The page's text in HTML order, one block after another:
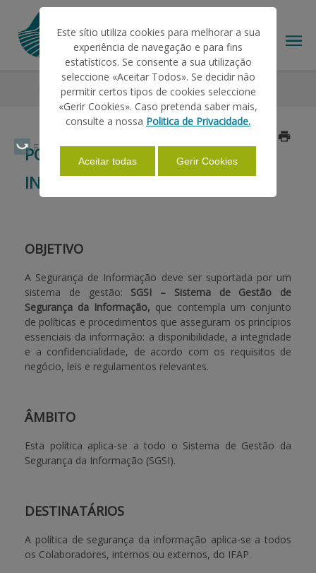
Faça Swipe para ver o menu
AJUDAS/APOIOS
INFORMAÇÕES
ESTATÍSTICAS
PAGAMENTOS
APOIO AO BENEFICIÁRIO
Política de Segurança de Informação
POLÍTICA DE SEGURANÇA DE
INFORMAÇÃO
OBJETIVO
A Segurança de Informação deve ser suportada por um
sistema de gestão: SGSI – Sistema de Gestão de
Segurança da Informação, que contempla um conjunto
de políticas e procedimentos que asseguram os princípios
essenciais da informação: a disponibilidade, a integridade
e a confidencialidade, de acordo com os requisitos de
negócio, leis e regulamentos relevantes.
ÂMBITO
Esta política aplica-se a todo o Sistema de Gestão da
Segurança da Informação (SGSI).
DESTINATÁRIOS
A política de segurança da informação aplica-se a todos
os Colaboradores, internos ou externos, do IFAP.
Este sítio utiliza cookies para melhorar a sua
experiência de navegação e para fins
estatísticos. Se consente a sua utilização
seleccione «Aceitar Todos». Se decidir não
permitir certos tipos de cookies seleccione
«Gerir Cookies». Caso pretenda saber mais,
consulte a nossa Politica de Privacidade.
Aceitar todas Gerir Cookies